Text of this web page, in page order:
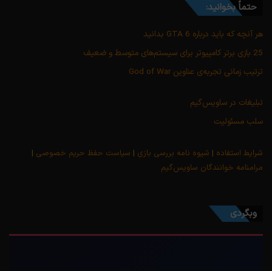
حتماً بخوانید:
هر آنچه که باید درباره GTA 6 بدانید
25 بازی برتر کامپیوتر برای سیستم‌های متوسط و ضعیف
ترتیب زمانی تجربه‌ی عناوین God of War
تبلیغات در ساویس‌گیم
سلب مسئولیت
شرایط استفاده | شیوه نامه بررسی بازی | سیاست حفظ حریم خصوصی |
مرامنامه خوانندگان ساویس‌گیم
وبگردی